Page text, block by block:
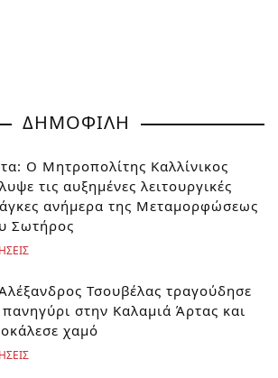
ΔΗΜΟΦΙΛΗ
Ο Μητροπολίτης Καλλίνικος
τις αυξημένες λειτουργικές
ανήμερα της Μεταμορφώσεως
Σωτήρος
Τσουβέλας τραγούδησε
στην Καλαμιά Άρτας και
χαμό